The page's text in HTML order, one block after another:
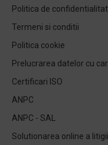
Politica de
Termeni si conditii
Politica cookie
Prelucrarea datelor cu
Certificari ISO
ANPC
ANPC - SAL
Solutionarea online a